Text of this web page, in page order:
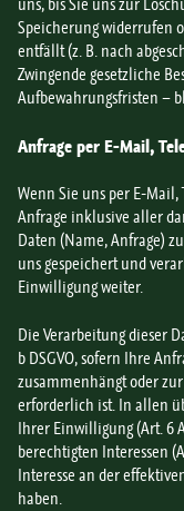
uns, bis Sie uns zur
Speicherung widerrufen
entfällt (z. B. nach
Zwingende gesetzliche
Aufbewahrungsfristen –
Anfrage per E-Mail,
Wenn Sie uns per E-
Anfrage inklusive aller
Daten (Name, Anfrage)
uns gespeichert und
Einwilligung weiter.
Die Verarbeitung dieser
b DSGVO, sofern Ihre
zusammenhängt oder
erforderlich ist. In allen
Ihrer Einwilligung (Art. 6
berechtigten Interessen
Interesse an der
haben.